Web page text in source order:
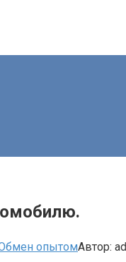
опытомАвтор: